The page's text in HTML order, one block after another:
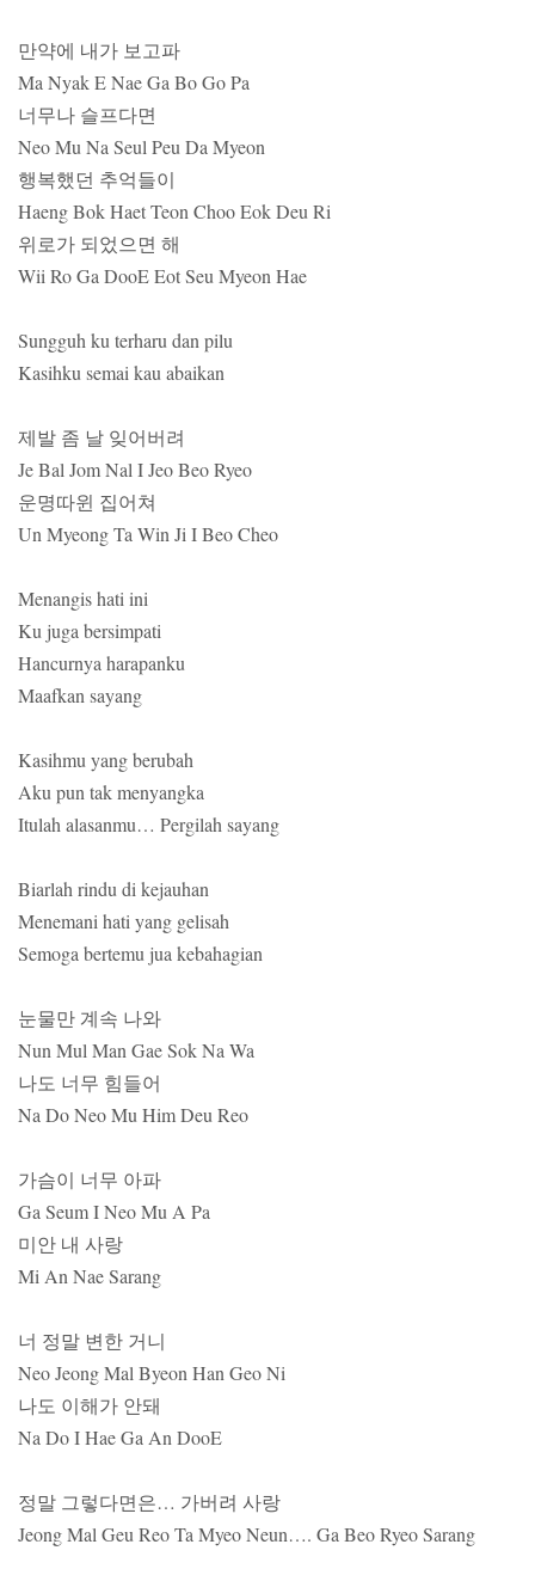
만약에 내가 보고파
Ma Nyak E Nae Ga Bo Go Pa
너무나 슬프다면
Neo Mu Na Seul Peu Da Myeon
행복했던 추억들이
Haeng Bok Haet Teon Choo Eok Deu Ri
위로가 되었으면 해
Wii Ro Ga DooE Eot Seu Myeon Hae
Sungguh ku terharu dan pilu
Kasihku semai kau abaikan
제발 좀 날 잊어버려
Je Bal Jom Nal I Jeo Beo Ryeo
운명따윈 집어쳐
Un Myeong Ta Win Ji I Beo Cheo
Menangis hati ini
Ku juga bersimpati
Hancurnya harapanku
Maafkan sayang
Kasihmu yang berubah
Aku pun tak menyangka
Itulah alasanmu… Pergilah sayang
Biarlah rindu di kejauhan
Menemani hati yang gelisah
Semoga bertemu jua kebahagian
눈물만 계속 나와
Nun Mul Man Gae Sok Na Wa
나도 너무 힘들어
Na Do Neo Mu Him Deu Reo
가슴이 너무 아파
Ga Seum I Neo Mu A Pa
미안 내 사랑
Mi An Nae Sarang
너 정말 변한 거니
Neo Jeong Mal Byeon Han Geo Ni
나도 이해가 안돼
Na Do I Hae Ga An DooE
정말 그렇다면은… 가버려 사랑
Jeong Mal Geu Reo Ta Myeo Neun…. Ga Beo Ryeo Sarang